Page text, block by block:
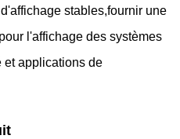
stables,fournir une
l'affichage des systèmes
et applications de